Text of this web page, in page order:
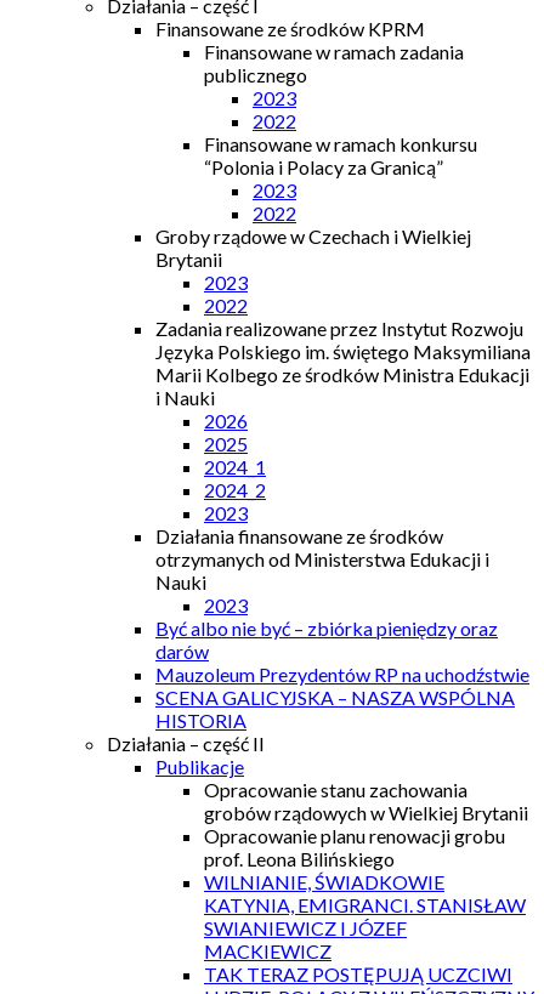
Działania – część I
Finansowane ze środków KPRM
Finansowane w ramach zadania
publicznego
2023
2022
Finansowane w ramach konkursu
“Polonia i Polacy za Granicą”
2023
2022
Groby rządowe w Czechach i Wielkiej
Brytanii
2023
2022
Zadania realizowane przez Instytut Rozwoju
Języka Polskiego im. świętego Maksymiliana
Marii Kolbego ze środków Ministra Edukacji
i Nauki
2026
2025
2024_1
2024_2
2023
Działania finansowane ze środków
otrzymanych od Ministerstwa Edukacji i
Nauki
2023
Być albo nie być – zbiórka pieniędzy oraz
darów
Mauzoleum Prezydentów RP na uchodźstwie
SCENA GALICYJSKA – NASZA WSPÓLNA
HISTORIA
Działania – część II
Publikacje
Opracowanie stanu zachowania
grobów rządowych w Wielkiej Brytanii
Opracowanie planu renowacji grobu
prof. Leona Bilińskiego
WILNIANIE, ŚWIADKOWIE
KATYNIA, EMIGRANCI. STANISŁAW
SWIANIEWICZ I JÓZEF
MACKIEWICZ
TAK TERAZ POSTĘPUJĄ UCZCIWI